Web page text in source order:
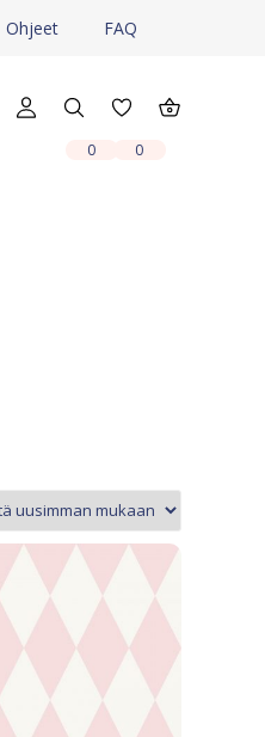
Ohjeet FAQ
0 0